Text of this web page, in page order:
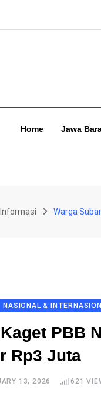
Home Jawa
Informasi Warga
NASIONAL &
PBB
Rp3 Juta
13, 2026 621